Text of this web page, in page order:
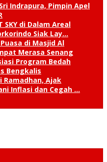
Indrapura, Pimpin Apel
di Dalam Areal
Siak Lay…
di Masjid Al
Merasa Senang
Program Bedah
Bengkalis
Ramadhan, Ajak
Inflasi dan Cegah …